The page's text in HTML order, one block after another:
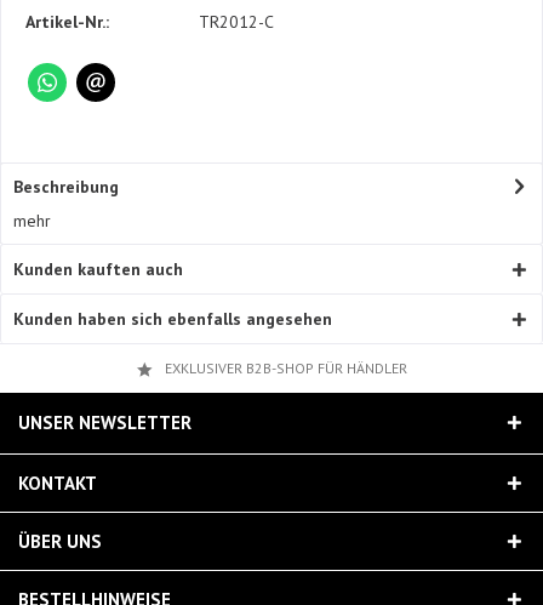
Artikel-Nr.: TR2012-C
Beschreibung
mehr
Kunden kauften auch
Kunden haben sich ebenfalls angesehen
EXKLUSIVER B2B-SHOP FÜR HÄNDLER
UNSER NEWSLETTER
KONTAKT
ÜBER UNS
BESTELLHINWEISE